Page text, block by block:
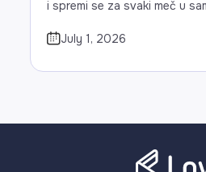
i spremi se za svaki meč u
July 1, 2026